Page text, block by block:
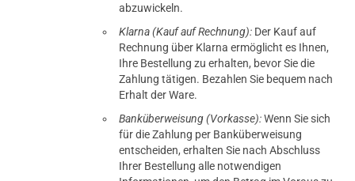
abzuwickeln.
Klarna (Kauf auf Rechnung): Der Kauf auf
Rechnung über Klarna ermöglicht es Ihnen,
Ihre Bestellung zu erhalten, bevor Sie die
Zahlung tätigen. Bezahlen Sie bequem nach
Erhalt der Ware.
Banküberweisung (Vorkasse):Wenn Sie sich
für die Zahlung per Banküberweisung
entscheiden, erhalten Sie nach Abschluss
Ihrer Bestellung alle notwendigen